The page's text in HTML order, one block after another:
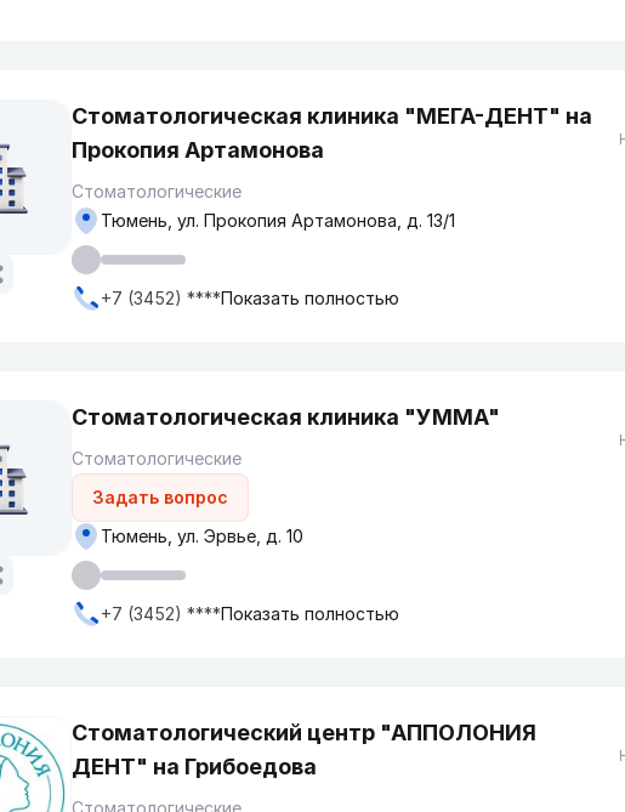
Стоматологическая клиника "МЕГА-ДЕНТ" на
Прокопия Артамонова
Стоматологические
Тюмень, ул. Прокопия Артамонова, д. 13/1
+7 (3452) ****Показать полностью
Стоматологическая клиника "УММА"
Стоматологические
Задать вопрос
Тюмень, ул. Эрвье, д. 10
+7 (3452) ****Показать полностью
Стоматологический центр "АППОЛОНИЯ
ДЕНТ" на Грибоедова
Стоматологические